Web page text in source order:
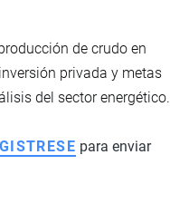
de crudo en
privada y metas
del sector energético.
para enviar